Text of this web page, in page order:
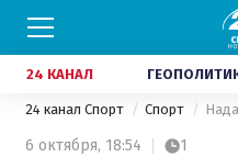
24 КАНАЛ
24 канал Спорт Спорт
6 октября, 18:54 1